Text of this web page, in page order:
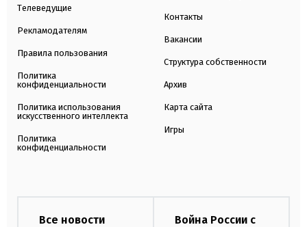
Телеведущие
Рекламодателям
Правила пользования
Политика
конфиденциальности
Политика использования
искусственного интеллекта
Политика
конфиденциальности
Контакты
Вакансии
Структура собственности
Архив
Карта сайта
Игры
Все новости
Война России с